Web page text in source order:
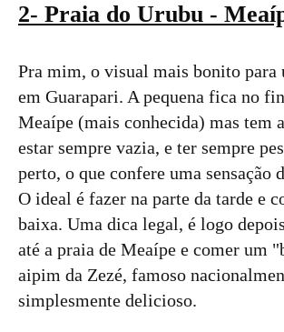
2- Praia do Urubu -
Pra mim, o visual mais bonito para
em Guarapari. A pequena fica no
Meaípe (mais conhecida) mas tem
estar sempre vazia, e ter sempre
perto, o que confere uma sensação
O ideal é fazer na parte da tarde e
baixa. Uma dica legal, é logo
até a praia de Meaípe e comer um
aipim da Zezé, famoso
simplesmente delicioso.